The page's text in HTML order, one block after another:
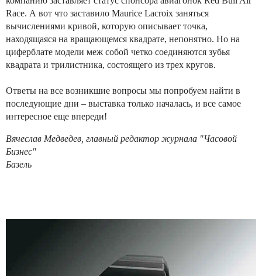
Race. А вот что заставило Maurice Lacroix заняться
вычислениями кривой, которую описывает точка,
находящаяся на вращающемся квадрате, непонятно. Но на
циферблате модели меж собой четко соединяются зубья
квадрата и трилистника, состоящего из трех кругов.
Ответы на все возникшие вопросы мы попробуем найти в
последующие дни – выставка только началась, и все самое
интересное еще впереди!
Вячеслав Медведев, главный редактор журнала "Часовой
Бизнес"
Базель